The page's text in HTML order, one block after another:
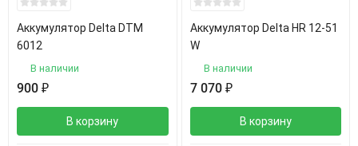
Аккумулятор Delta DTM
6012
В наличии
900 ₽
В корзину
Аккумулятор Delta HR 12-51
W
В наличии
7 070 ₽
В корзину